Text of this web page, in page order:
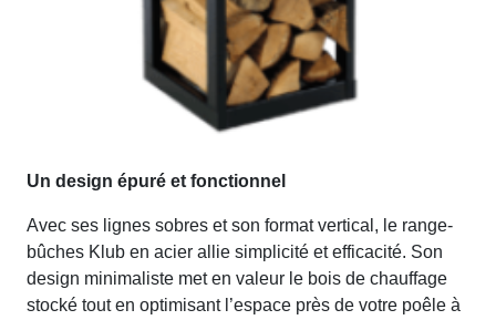
Un design épuré et fonctionnel
Avec ses lignes sobres et son format vertical, le range-
bûches Klub en acier allie simplicité et efficacité. Son
design minimaliste met en valeur le bois de chauffage
stocké tout en optimisant l’espace près de votre poêle à